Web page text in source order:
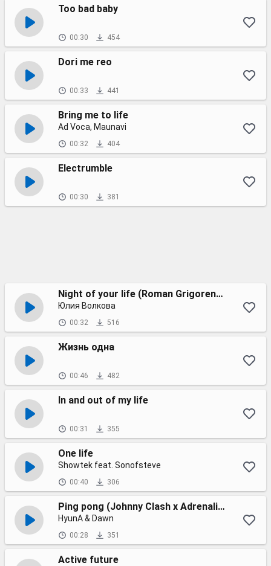
Too bad baby
00:30 454
Dori me reo
00:33 441
Bring me to life
Ad Voca, Maunavi
00:32 404
Electrumble
00:30 381
Night of your life (Roman Grigorenko remix)
Юлия Волкова
00:32 516
Жизнь одна
00:46 482
In and out of my life
00:31 355
One life
Showtek feat. Sonofsteve
00:40 306
Ping pong (Johnny Clash x Adrenalin Life remix)
HyunA & Dawn
00:28 351
Active future